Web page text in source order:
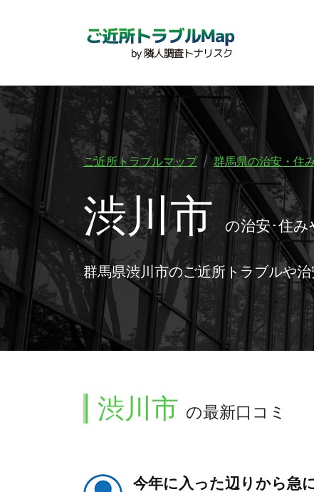
ご近所トラブルマップ 群馬県の治安・住
渋川市 の治安･住
群馬県渋川市のご近所トラブルや
渋川市 の最新口コミ
今年に入った辺りから急